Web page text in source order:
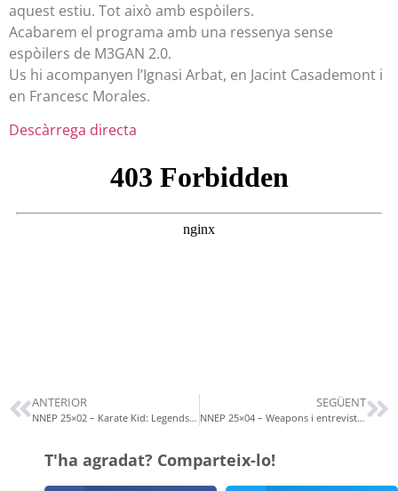
aquest estiu. Tot això amb espòilers.
Acabarem el programa amb una ressenya sense
espòilers de M3GAN 2.0.
Us hi acompanyen l’Ignasi Arbat, en Jacint Casademont i
en Francesc Morales.
Descàrrega directa
ANTERIOR
NNEP 25×02 – Karate Kid: Legends i Bring Her Back
SEGÜENT
NNEP 25×04 – Weapons i entrevista Ángel Sala #Sitges2025
T'ha agradat? Comparteix-lo!